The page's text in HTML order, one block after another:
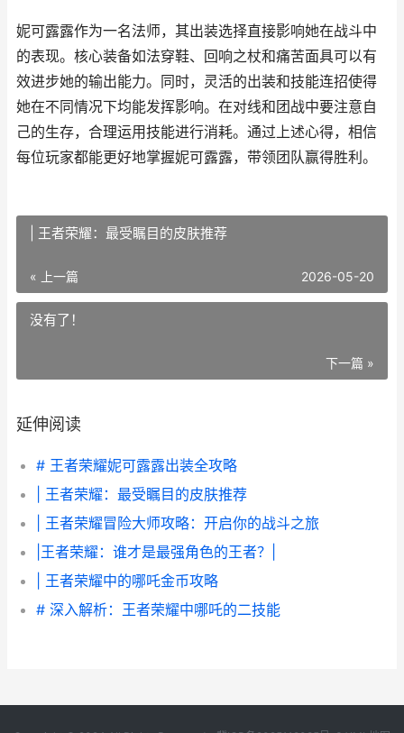
妮可露露作为一名法师，其出装选择直接影响她在战斗中
的表现。核心装备如法穿鞋、回响之杖和痛苦面具可以有
效进步她的输出能力。同时，灵活的出装和技能连招使得
她在不同情况下均能发挥影响。在对线和团战中要注意自
己的生存，合理运用技能进行消耗。通过上述心得，相信
每位玩家都能更好地掌握妮可露露，带领团队赢得胜利。
| 王者荣耀：最受瞩目的皮肤推荐
« 上一篇 2026-05-20
没有了！
下一篇 »
延伸阅读
# 王者荣耀妮可露露出装全攻略
| 王者荣耀：最受瞩目的皮肤推荐
| 王者荣耀冒险大师攻略：开启你的战斗之旅
|王者荣耀：谁才是最强角色的王者？|
| 王者荣耀中的哪吒金币攻略
# 深入解析：王者荣耀中哪吒的二技能